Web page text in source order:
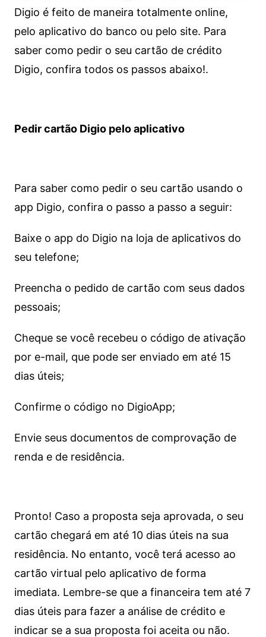
Digio é feito de maneira totalmente online,
pelo aplicativo do banco ou pelo site. Para
saber como pedir o seu cartão de crédito
Digio, confira todos os passos abaixo!.
Pedir cartão Digio pelo aplicativo
Para saber como pedir o seu cartão usando o
app Digio, confira o passo a passo a seguir:
Baixe o app do Digio na loja de aplicativos do
seu telefone;
Preencha o pedido de cartão com seus dados
pessoais;
Cheque se você recebeu o código de ativação
por e-mail, que pode ser enviado em até 15
dias úteis;
Confirme o código no DigioApp;
Envie seus documentos de comprovação de
renda e de residência.
Pronto! Caso a proposta seja aprovada, o seu
cartão chegará em até 10 dias úteis na sua
residência. No entanto, você terá acesso ao
cartão virtual pelo aplicativo de forma
imediata. Lembre-se que a financeira tem até 7
dias úteis para fazer a análise de crédito e
indicar se a sua proposta foi aceita ou não.